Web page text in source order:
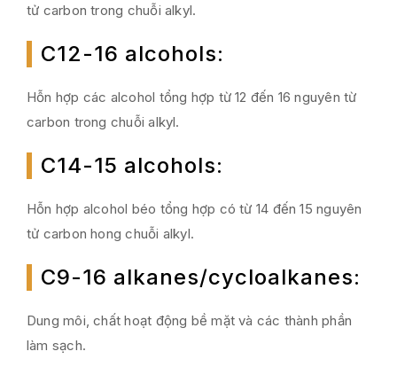
tử carbon trong chuỗi alkyl.
C12-16 alcohols:
Hỗn hợp các alcohol tổng hợp từ 12 đến 16 nguyên từ
carbon trong chuỗi alkyl.
C14-15 alcohols:
Hỗn hợp alcohol béo tổng hợp có từ 14 đến 15 nguyên
tử carbon hong chuỗi alkyl.
C9-16 alkanes/cycloalkanes:
Dung môi, chất hoạt động bề mặt và các thành phần
làm sạch.